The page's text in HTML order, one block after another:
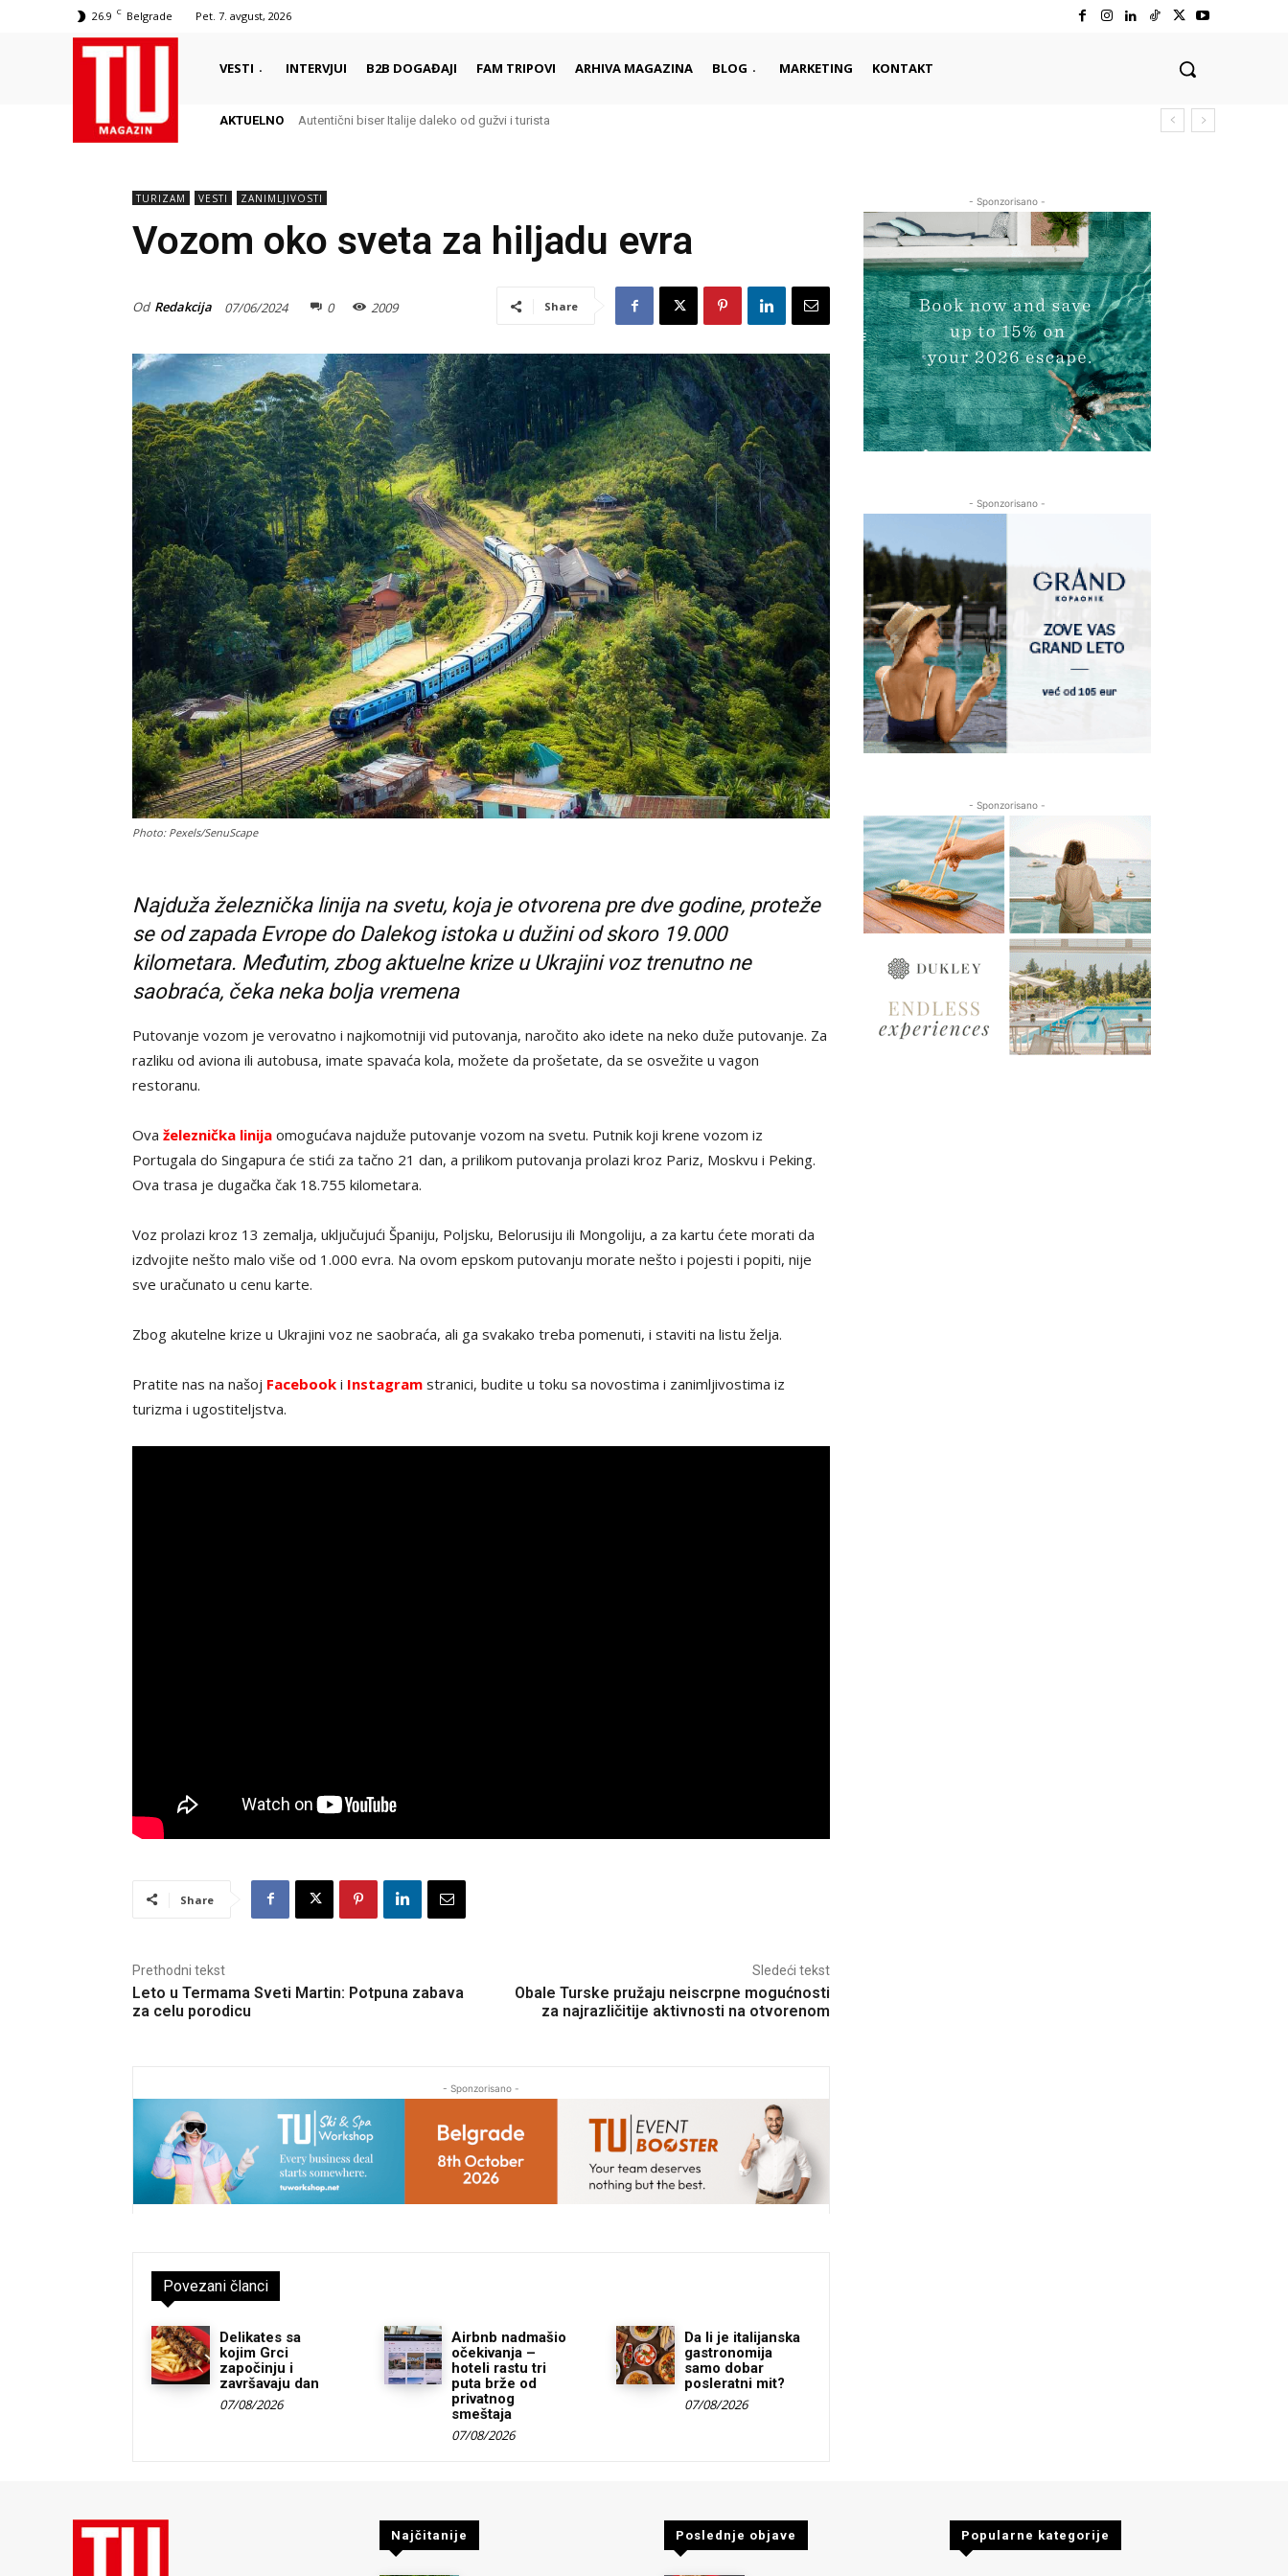
26.9 C Belgrade Pet. 7. avgust, 2026
VESTI INTERVJUI B2B DOGAĐAJI FAM TRIPOVI ARHIVA MAGAZINA BLOG MARKETING KONTAKT
AKTUELNO Autentični biser Italije daleko od gužvi i turista
TURIZAM VESTI ZANIMLJIVOSTI
Vozom oko sveta za hiljadu evra
Od Redakcija 07/06/2024 0 2009 Share
Photo: Pexels/SenuScape
Najduža železnička linija na svetu, koja je otvorena pre dve godine, proteže
se od zapada Evrope do Dalekog istoka u dužini od skoro 19.000
kilometara. Međutim, zbog aktuelne krize u Ukrajini voz trenutno ne
saobraća, čeka neka bolja vremena
Putovanje vozom je verovatno i najkomotniji vid putovanja, naročito ako idete na neko duže putovanje. Za
razliku od aviona ili autobusa, imate spavaća kola, možete da prošetate, da se osvežite u vagon
restoranu.
Ova železnička linija omogućava najduže putovanje vozom na svetu. Putnik koji krene vozom iz
Portugala do Singapura će stići za tačno 21 dan, a prilikom putovanja prolazi kroz Pariz, Moskvu i Peking.
Ova trasa je dugačka čak 18.755 kilometara.
Voz prolazi kroz 13 zemalja, uključujući Španiju, Poljsku, Belorusiju ili Mongoliju, a za kartu ćete morati da
izdvojite nešto malo više od 1.000 evra. Na ovom epskom putovanju morate nešto i pojesti i popiti, nije
sve uračunato u cenu karte.
Zbog akutelne krize u Ukrajini voz ne saobraća, ali ga svakako treba pomenuti, i staviti na listu želja.
Pratite nas na našoj Facebook i Instagram stranici, budite u toku sa novostima i zanimljivostima iz
turizma i ugostiteljstva.
Share
Prethodni tekst
Leto u Termama Sveti Martin: Potpuna zabava
za celu porodicu
Sledeći tekst
Obale Turske pružaju neiscrpne mogućnosti
za najrazličitije aktivnosti na otvorenom
- Sponzorisano -
Povezani članci
Delikates sa
kojim Grci
započinju i
završavaju dan
07/08/2026
Airbnb nadmašio
očekivanja –
hoteli rastu tri
puta brže od
privatnog
smeštaja
07/08/2026
Da li je italijanska
gastronomija
samo dobar
posleratni mit?
07/08/2026
- Sponzorisano -
- Sponzorisano -
- Sponzorisano -
Najčitanije Poslednje objave Popularne kategorije